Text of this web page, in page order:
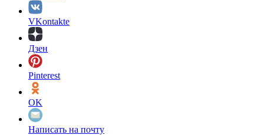
VKontakte
Дзен
Pinterest
OK
Написать на почту